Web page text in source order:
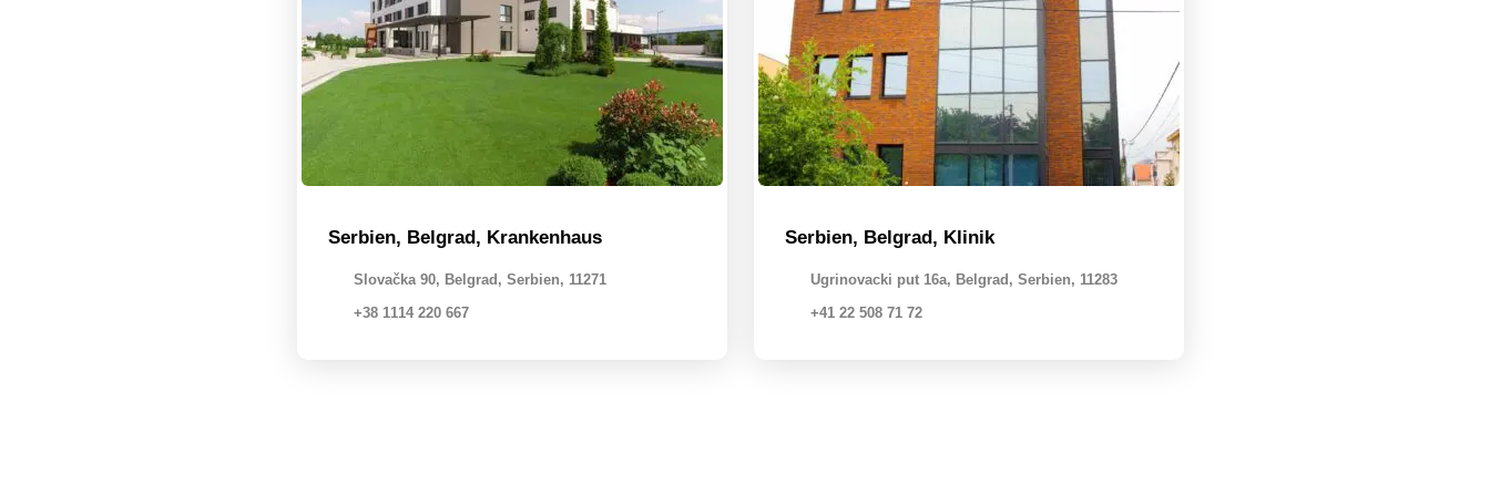
Serbien, Belgrad, Krankenhaus
Slovačka 90, Belgrad, Serbien, 11271
+38 1114 220 667
Serbien, Belgrad, Klinik
Ugrinovacki put 16a, Belgrad, Serbien, 11283
+41 22 508 71 72